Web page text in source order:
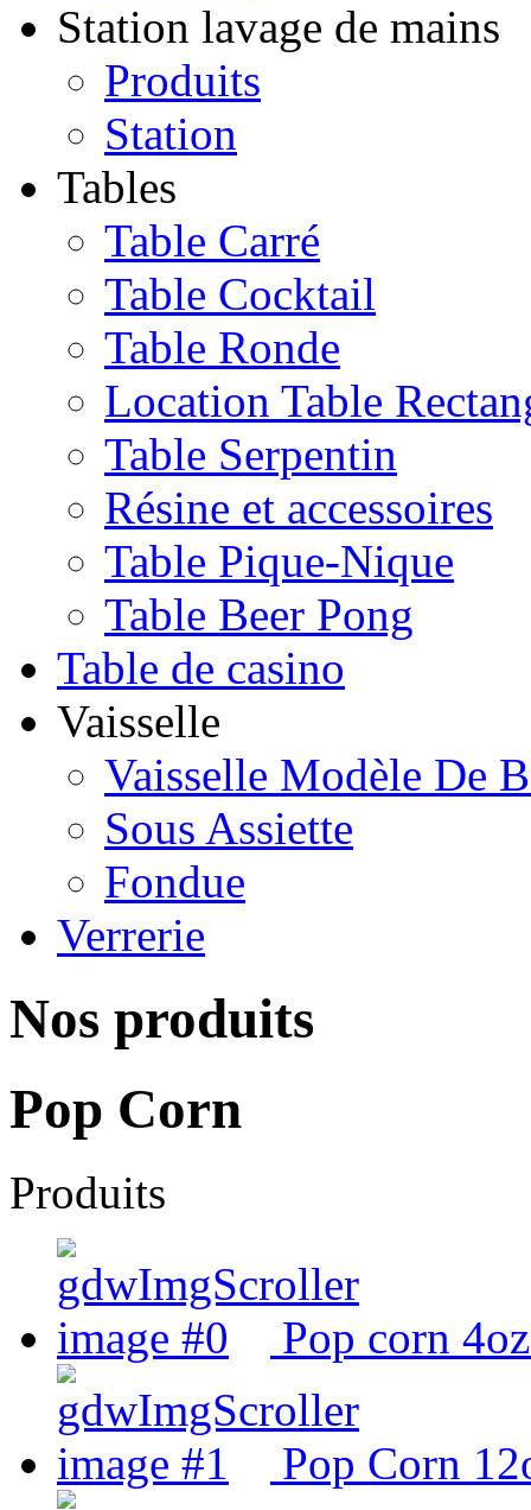
Station lavage de mains
Produits
Station
Tables
Table Carré
Table Cocktail
Table Ronde
Location Table
Table Serpentin
Résine et accessoires
Table Pique-Nique
Table Beer Pong
Table de casino
Vaisselle
Vaisselle Modèle De
Sous Assiette
Fondue
Verrerie
Nos produits
Pop Corn
Produits
Pop corn 4oz
Pop Corn